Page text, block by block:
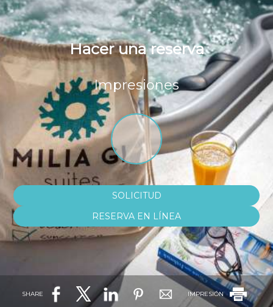
Hacer una reserva
Impresiones
SOLICITUD
RESERVA EN LÍNEA
SHARE IMPRESIÓN